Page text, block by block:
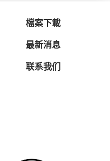
檔案下載
最新消息
联系我们